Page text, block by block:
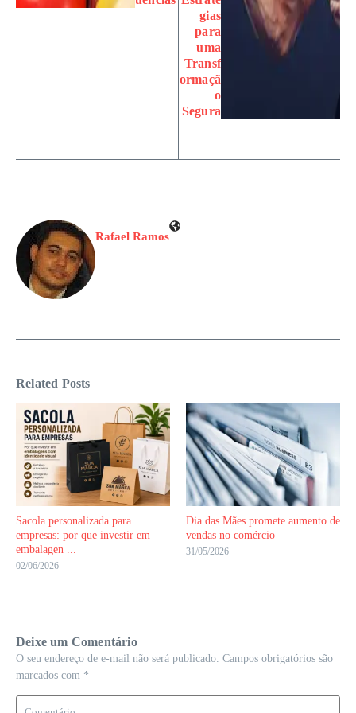
gias
para
uma
Transf
ormaçã
o
Segura
Rafael Ramos
Related Posts
Sacola personalizada para
empresas: por que investir em
embalagen ...
02/06/2026
Dia das Mães promete aumento de
vendas no comércio
31/05/2026
Deixe um Comentário
O seu endereço de e-mail não será publicado. Campos obrigatórios são
marcados com *